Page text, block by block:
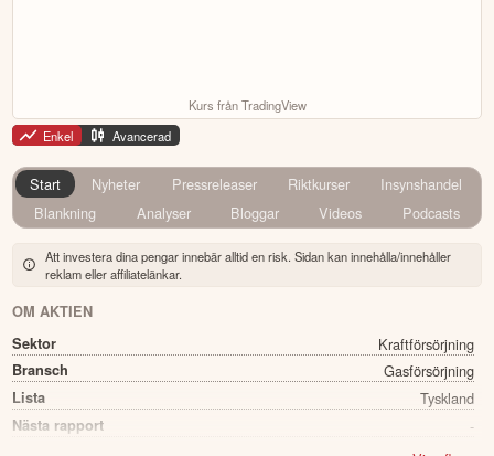
Kurs från TradingView
Enkel
Avancerad
Start Nyheter Pressreleaser Riktkurser
Insynshandel
Blankning
Analyser Bloggar Videos Podcasts
Att investera dina pengar innebär alltid en risk. Sidan kan innehålla/innehåller
reklam eller affiliatelänkar.
OM AKTIEN
Sektor
Kraftförsörjning
Bransch Gasförsörjning
Lista Tyskland
Nästa rapport -